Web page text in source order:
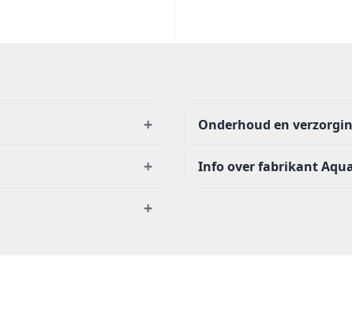
+
+
+
Onderhoud en
Info over fabrikant